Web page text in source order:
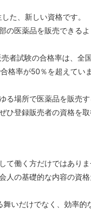
た、新しい資格です。
医薬品を販売できるよ
者試験の合格率は、全
格率が50％を超えていま
場所で医薬品を販売す
ひ登録販売者の資格を取
働く方だけではありま
の基礎的な内容の資格
いだけでなく、効率的